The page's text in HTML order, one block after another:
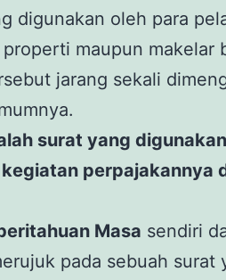
digunakan oleh para
maupun makelar
jarang sekali
surat yang
perpajakannya
Masa sendiri
pada sebuah surat